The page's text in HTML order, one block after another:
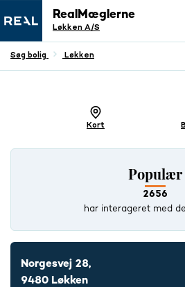
RealMæglerne
Løkken A/S
Søg bolig Løkken
Kort
Populær
2656
har interageret med
Norgesvej 28,
9480 Løkken